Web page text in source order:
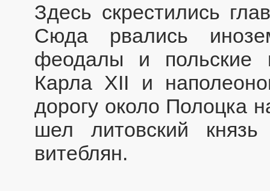
Здесь скрестились
Сюда рвались
феодалы и польские
Карла XII и
дорогу около Полоцка
шел литовский
витеблян.